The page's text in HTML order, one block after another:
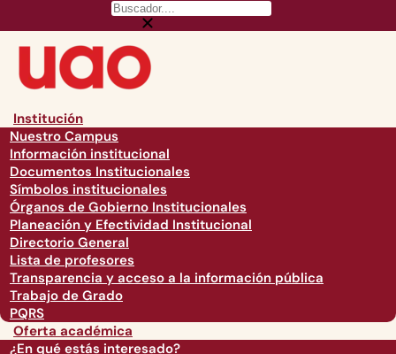
Institución
Nuestro Campus
Información institucional
Documentos Institucionales
Símbolos institucionales
Órganos de Gobierno Institucionales
Planeación y Efectividad Institucional
Directorio General
Lista de profesores
Transparencia y acceso a la información pública
Trabajo de Grado
PQRS
Oferta académica
¿En qué estás interesado?